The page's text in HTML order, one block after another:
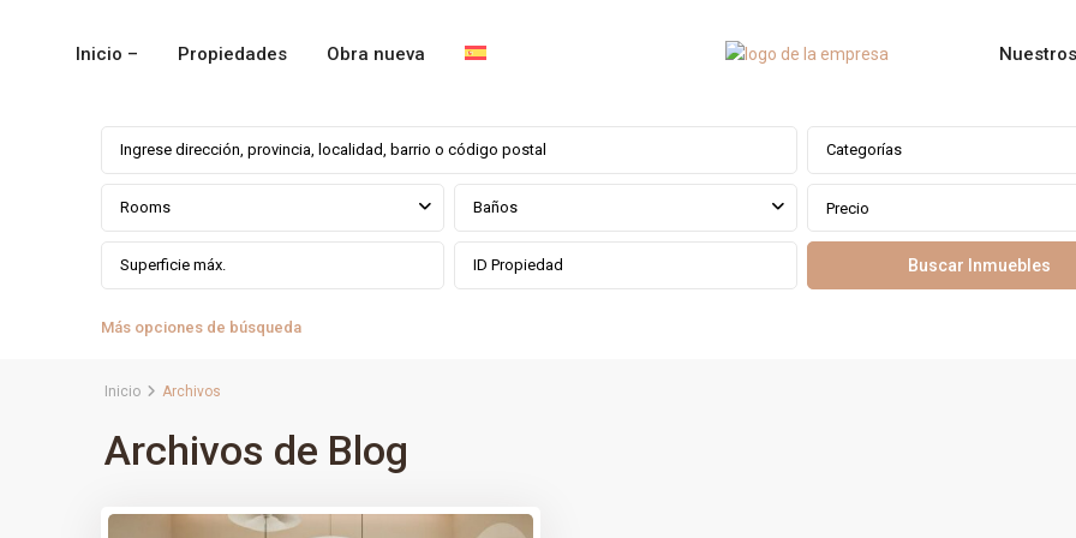
Inicio – Propiedades Obra nueva
Categorías
Rooms Baños Precio
Más opciones de búsqueda
Inicio Archivos
Archivos de Blog